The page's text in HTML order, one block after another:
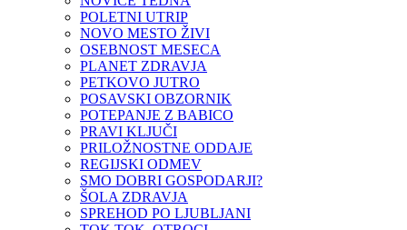
POLETNI UTRIP
NOVO MESTO ŽIVI
OSEBNOST MESECA
PLANET ZDRAVJA
PETKOVO JUTRO
POSAVSKI OBZORNIK
POTEPANJE Z BABICO
PRAVI KLJUČI
PRILOŽNOSTNE ODDAJE
REGIJSKI ODMEV
SMO DOBRI GOSPODARJI?
ŠOLA ZDRAVJA
SPREHOD PO LJUBLJANI